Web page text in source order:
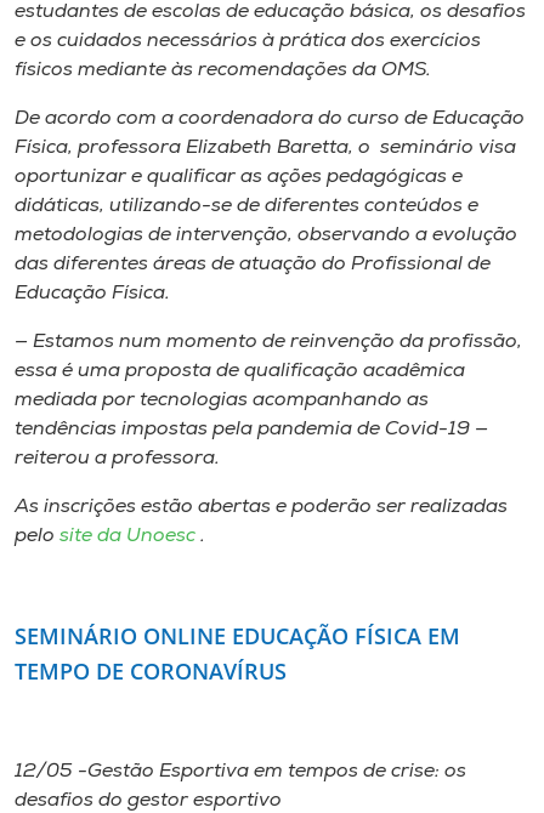
estudantes de escolas de educação básica, os desafios
e os cuidados necessários à prática dos exercícios
físicos mediante às recomendações da OMS.
De acordo com a coordenadora do curso de Educação
Física, professora Elizabeth Baretta, o seminário visa
oportunizar e qualificar as ações pedagógicas e
didáticas, utilizando-se de diferentes conteúdos e
metodologias de intervenção, observando a evolução
das diferentes áreas de atuação do Profissional de
Educação Física.
— Estamos num momento de reinvenção da profissão,
essa é uma proposta de qualificação acadêmica
mediada por tecnologias acompanhando as
tendências impostas pela pandemia de Covid-19 —
reiterou a professora.
As inscrições estão abertas e poderão ser realizadas
pelo site da Unoesc .
SEMINÁRIO ONLINE EDUCAÇÃO FÍSICA EM
TEMPO DE CORONAVÍRUS
12/05 -Gestão Esportiva em tempos de crise: os
desafios do gestor esportivo